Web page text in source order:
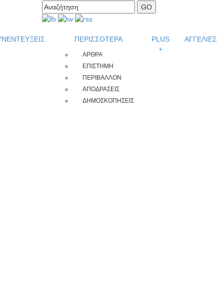
ΠΕΡΙΣΣΟΤΕΡΑ
ΑΡΘΡΑ
ΕΠΙΣΤΗΜΗ
ΠΕΡΙΒΑΛΛΟΝ
ΑΠΟΔΡΑΣΕΙΣ
ΔΗΜΟΣΚΟΠΗΣΕΙΣ
PLUS
+
ΑΓΓΕΛΙΕΣ